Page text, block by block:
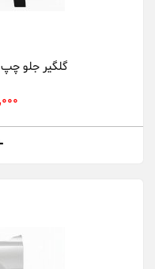
گلگیر جلو